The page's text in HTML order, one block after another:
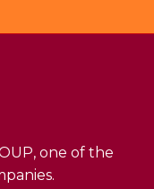
one of the